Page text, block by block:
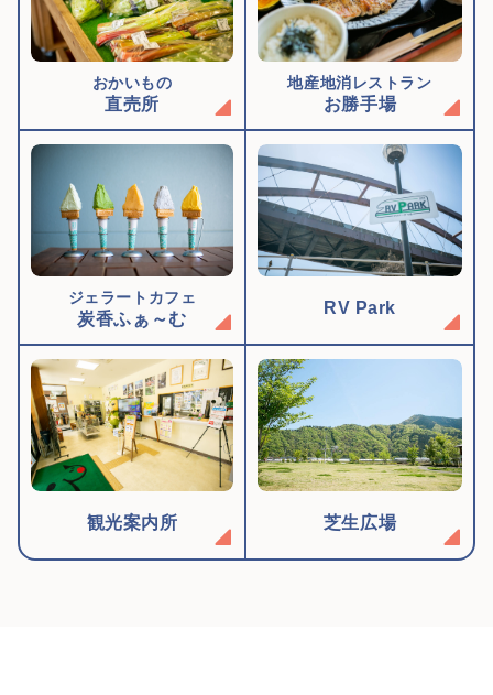
おかいもの
直売所
地産地消レストラン
お勝手場
ジェラートカフェ
炭香ふぁ～む
RV Park
観光案内所 芝生広場